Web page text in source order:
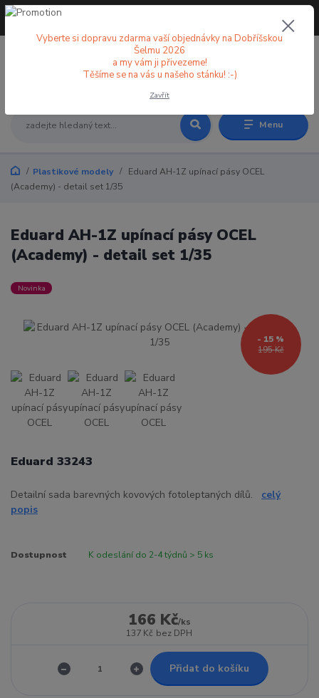
Menu
+420 773 998 582
Plastikové modely
Eduard AH-1Z upínací pásy OCEL
(Academy) - detail set 1/35
Eduard AH-1Z upínací pásy OCEL
(Academy) - detail set 1/35
Novinka
195 Kč
- 15 %
Eduard 33243
Detailní sada barevných kovových fotoleptaných dílů. celý
popis
Dostupnost K odeslání do 2-4 týdnů > 5 ks
166 Kč/ks
137 Kč bez DPH
Přidat do košíku
Vyberte si dopravu zdarma vaší objednávky na Dobříšskou
Šelmu 2026
a my vám ji přivezeme!
Těšíme se na vás u našeho stánku! :-)
Zavřít